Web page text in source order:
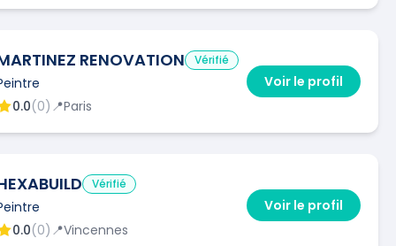
RENOVATION Vérifié
0.0(0) 📍Paris
Voir le profil
Vérifié
0.0(0) 📍Vincennes
Voir le profil